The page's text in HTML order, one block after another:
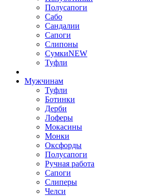
Полусапоги
Сабо
Сандалии
Сапоги
Слипоны
СумкиNEW
Туфли
Мужчинам
Туфли
Ботинки
Дерби
Лоферы
Мокасины
Монки
Оксфорды
Полусапоги
Ручная работа
Сапоги
Слиперы
Челси